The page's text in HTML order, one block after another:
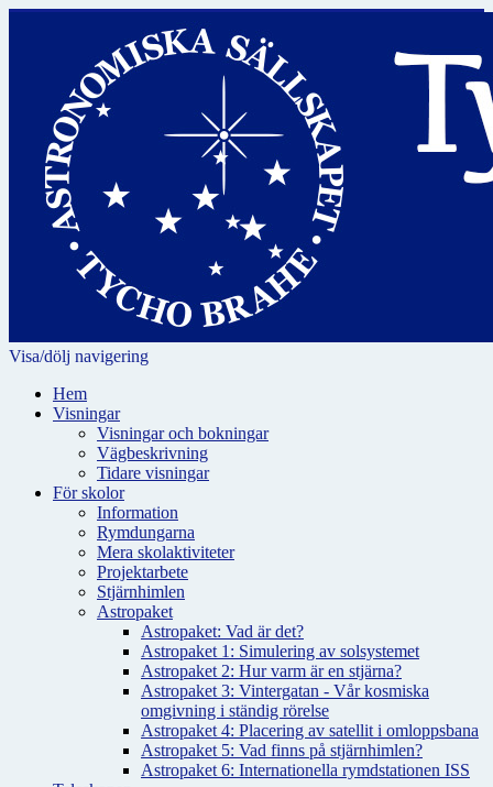
Visa/dölj navigering
Hem
Visningar
Visningar och bokningar
Vägbeskrivning
Tidare visningar
För skolor
Information
Rymdungarna
Mera skolaktiviteter
Projektarbete
Stjärnhimlen
Astropaket
Astropaket: Vad är det?
Astropaket 1: Simulering av solsystemet
Astropaket 2: Hur varm är en stjärna?
Astropaket 3: Vintergatan - Vår kosmiska
omgivning i ständig rörelse
Astropaket 4: Placering av satellit i omloppsbana
Astropaket 5: Vad finns på stjärnhimlen?
Astropaket 6: Internationella rymdstationen ISS